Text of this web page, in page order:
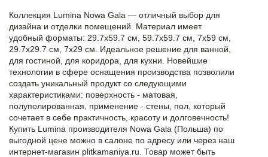
Коллекция Lumina Nowa Gala — отличный выбор для
дизайна и отделки помещений. Материал имеет
удобный форматы: 29.7x59.7 см, 59.7x59.7 см, 7x59 см,
29.7x29.7 см, 7x29 см. Идеальное решение для ванной,
для гостиной, для коридора, для кухни. Новейшие
технологии в сфере оснащения производства позволили
создать уникальный продукт со следующими
характеристиками: поверхность - матовая,
полуполированная, применение - стены, пол, который
сочетает в себе практичность, красоту и долговечность!
Купить Lumina производителя Nowa Gala (Польша) по
выгодной цене можно в салоне по адресу или через наш
интернет-магазин plitkamaniya.ru. Товар может быть